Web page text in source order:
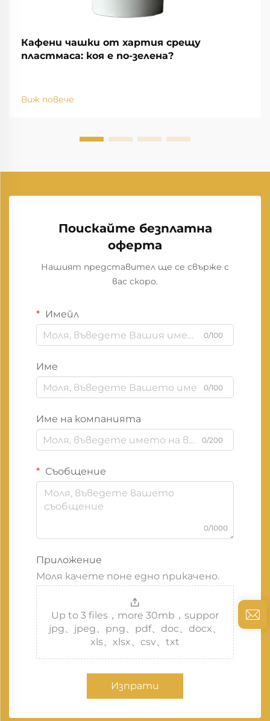
Кафени чашки от хартия срещу
пластмаса: коя е по-зелена?
Виж повече
Поискайте безплатна
оферта
Нашият представител ще се свърже с
вас скоро.
Имейл
0/100
Име
0/100
Име на компанията
0/200
Съобщение
0/1000
Приложение
Моля качете поне едно прикачено.
Up to 3 files，more 30mb，suppor
jpg、jpeg、png、pdf、doc、docx、
xls、xlsx、csv、txt
Изпрати